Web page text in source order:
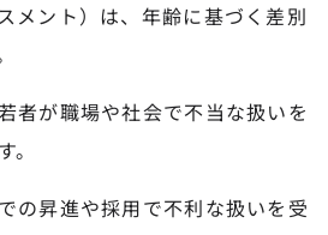
メント）は、年齢に基づく差別
者が職場や社会で不当な扱いを
の昇進や採用で不利な扱いを受